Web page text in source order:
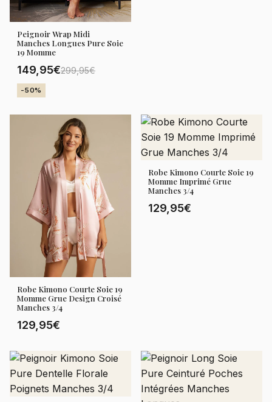
Peignoir Wrap Midi
Manches Longues Pure Soie
19 Momme
149,95€299,95€
-50%
Robe Kimono Courte Soie 19
Momme Grue Design Croisé
Manches 3/4
129,95€
Robe Kimono Courte Soie 19
Momme Imprimé Grue
Manches 3/4
129,95€